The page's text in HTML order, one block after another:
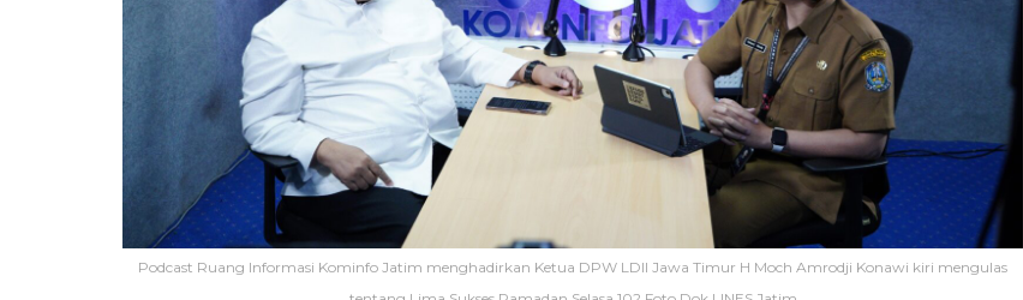
Podcast Ruang Informasi Kominfo Jatim menghadirkan Ketua DPW LDII Jawa Timur H Moch Amrodji Konawi kiri mengulas